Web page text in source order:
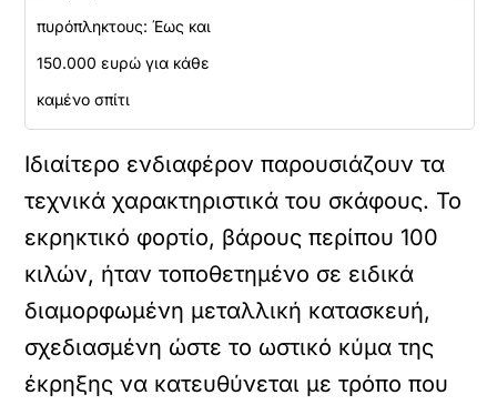
πυρόπληκτους: Έως και
150.000 ευρώ για κάθε
καμένο σπίτι
Ιδιαίτερο ενδιαφέρον παρουσιάζουν τα
τεχνικά χαρακτηριστικά του σκάφους. Το
εκρηκτικό φορτίο, βάρους περίπου 100
κιλών, ήταν τοποθετημένο σε ειδικά
διαμορφωμένη μεταλλική κατασκευή,
σχεδιασμένη ώστε το ωστικό κύμα της
έκρηξης να κατευθύνεται με τρόπο που